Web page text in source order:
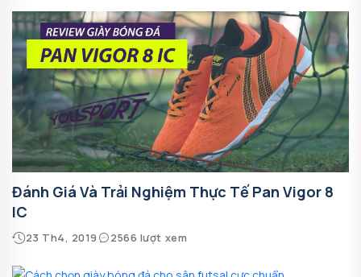
Đánh Giá Và Trải Nghiệm Thực Tế Pan Vigor 8
IC
23 Th4, 2019 2566 lượt xem